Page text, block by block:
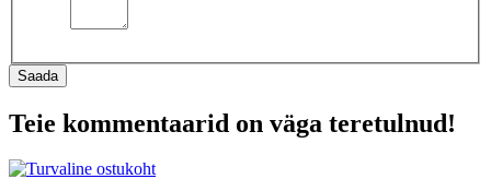
Saada
Teie kommentaarid on väga teretulnud!